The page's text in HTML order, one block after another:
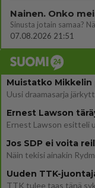
Nainen. Onko
Sinusta jotain samaa?
07.08.2026 21:51
Muistatko Mikkelin